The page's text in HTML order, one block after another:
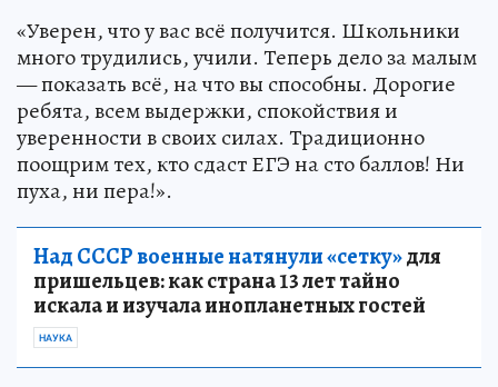
«Уверен, что у вас всё получится. Школьники
много трудились, учили. Теперь дело за малым
— показать всё, на что вы способны. Дорогие
ребята, всем выдержки, спокойствия и
уверенности в своих силах. Традиционно
поощрим тех, кто сдаст ЕГЭ на сто баллов! Ни
пуха, ни пера!».
Над СССР военные натянули «сетку»для
пришельцев: как страна 13 лет тайно
искала и изучала инопланетных гостей
НАУКА